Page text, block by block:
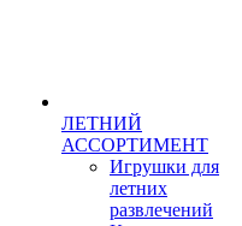
ЛЕТНИЙ
АССОРТИМЕНТ
Игрушки для
летних
развлечений